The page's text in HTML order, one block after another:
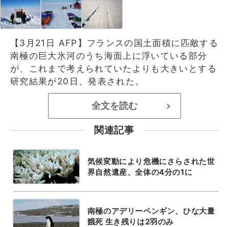
【3月21日 AFP】フランスの国土面積に匹敵する
南極の巨大氷河のうち海面上に浮いている部分
が、これまで考えられていたよりも大きいとする
研究結果が20日、発表された。
全文を読む >
関連記事
気候変動により危機にさらされた世
界自然遺産、全体の4分の1に
南極のアデリーペンギン、ひな大量
餓死 生き残りは2羽のみ